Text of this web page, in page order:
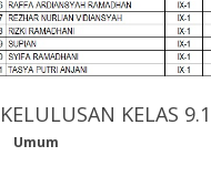
KELAS 9.1
Umum